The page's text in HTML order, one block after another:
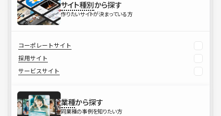
サイト種別から探す
作りたいサイトが決まっている方
コーポレートサイト
採用サイト
サービスサイト
業種から探す
同業種の事例を知りたい方